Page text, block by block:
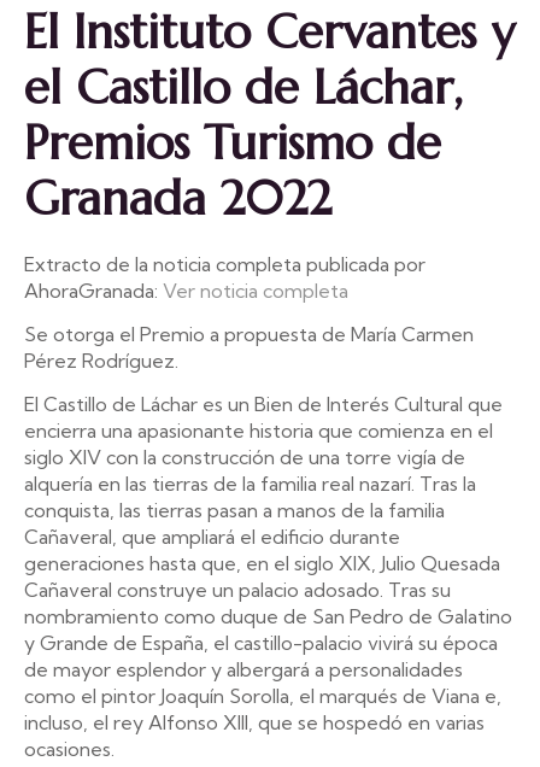
El Instituto Cervantes y
el Castillo de Láchar,
Premios Turismo de
Granada 2022
Extracto de la noticia completa publicada por
AhoraGranada: Ver noticia completa
Se otorga el Premio a propuesta de María Carmen
Pérez Rodríguez.
El Castillo de Láchar es un Bien de Interés Cultural que
encierra una apasionante historia que comienza en el
siglo XIV con la construcción de una torre vigía de
alquería en las tierras de la familia real nazarí. Tras la
conquista, las tierras pasan a manos de la familia
Cañaveral, que ampliará el edificio durante
generaciones hasta que, en el siglo XIX, Julio Quesada
Cañaveral construye un palacio adosado. Tras su
nombramiento como duque de San Pedro de Galatino
y Grande de España, el castillo-palacio vivirá su época
de mayor esplendor y albergará a personalidades
como el pintor Joaquín Sorolla, el marqués de Viana e,
incluso, el rey Alfonso XIII, que se hospedó en varias
ocasiones.